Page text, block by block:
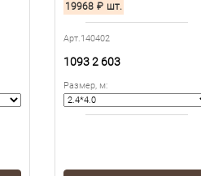
19968 ₽ шт.
Арт.140402
1093 2 603
Размер, м: